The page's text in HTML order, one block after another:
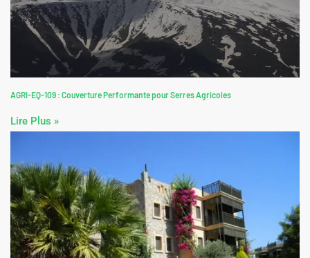
AGRI-EQ-109 : Couverture Performante pour Serres Agricoles
Lire Plus »